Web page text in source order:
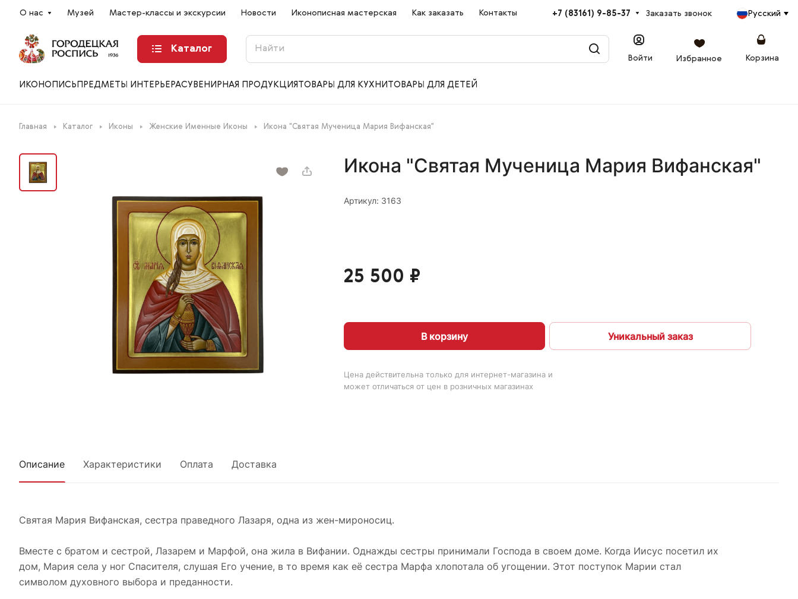
О нас Музей Мастер-классы и экскурсии Новости Иконописная мастерская Как заказать Контакты +7 (83161) 9-85-37 Заказать звонок Русский
Каталог
Войти Избранное Корзина
ИКОНОПИСЬ ПРЕДМЕТЫ ИНТЕРЬЕРАСУВЕНИРНАЯ ПРОДУКЦИЯ ТОВАРЫ ДЛЯ КУХНИ ТОВАРЫ ДЛЯ ДЕТЕЙ
Главная Каталог Иконы Женские Именные Иконы Икона "Святая Мученица Мария Вифанская"
Икона "Святая Мученица Мария Вифанская"
Артикул: 3163
25 500 ₽
В корзину Уникальный заказ
Цена действительна только для интернет-магазина и
может отличаться от цен в розничных магазинах
Описание Характеристики Оплата Доставка
Святая Мария Вифанская, сестра праведного Лазаря, одна из жен-мироносиц.
Вместе с братом и сестрой, Лазарем и Марфой, она жила в Вифании. Однажды сестры принимали Господа в своем доме. Когда Иисус посетил их
дом, Мария села у ног Спасителя, слушая Его учение, в то время как её сестра Марфа хлопотала об угощении. Этот поступок Марии стал
символом духовного выбора и преданности.